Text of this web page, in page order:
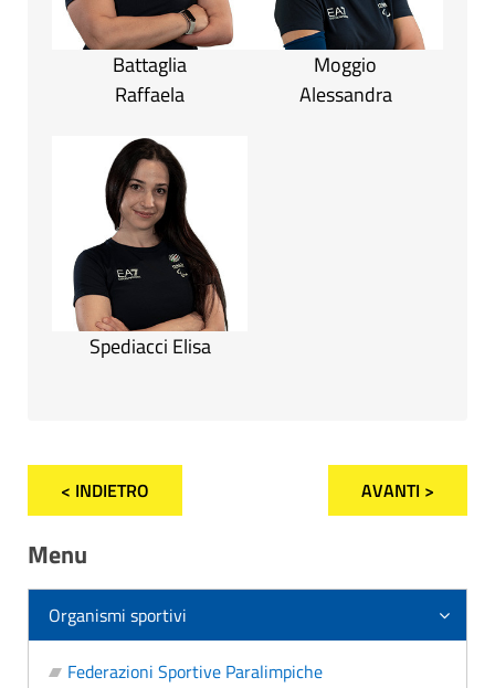
Battaglia
Raffaela
Moggio
Alessandra
Spediacci Elisa
< INDIETRO AVANTI >
Menu
Organismi sportivi
Federazioni Sportive Paralimpiche